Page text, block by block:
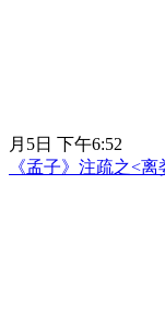
月5日 下午6:52
《孟子》注疏之<